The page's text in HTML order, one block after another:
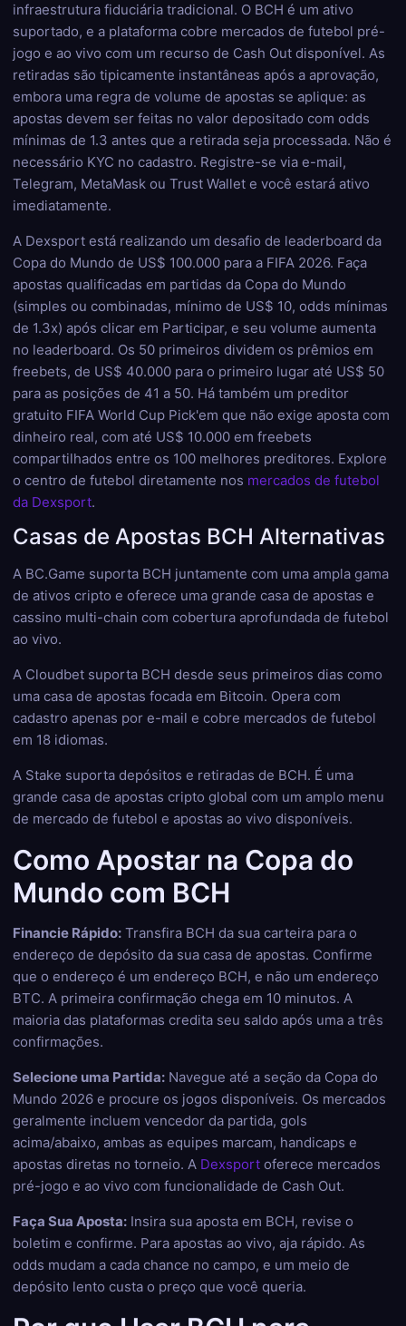
infraestrutura fiduciária tradicional. O BCH é um ativo
suportado, e a plataforma cobre mercados de futebol pré-
jogo e ao vivo com um recurso de Cash Out disponível. As
retiradas são tipicamente instantâneas após a aprovação,
embora uma regra de volume de apostas se aplique: as
apostas devem ser feitas no valor depositado com odds
mínimas de 1.3 antes que a retirada seja processada. Não é
necessário KYC no cadastro. Registre-se via e-mail,
Telegram, MetaMask ou Trust Wallet e você estará ativo
imediatamente.
A Dexsport está realizando um desafio de leaderboard da
Copa do Mundo de US$ 100.000 para a FIFA 2026. Faça
apostas qualificadas em partidas da Copa do Mundo
(simples ou combinadas, mínimo de US$ 10, odds mínimas
de 1.3x) após clicar em Participar, e seu volume aumenta
no leaderboard. Os 50 primeiros dividem os prêmios em
freebets, de US$ 40.000 para o primeiro lugar até US$ 50
para as posições de 41 a 50. Há também um preditor
gratuito FIFA World Cup Pick'em que não exige aposta com
dinheiro real, com até US$ 10.000 em freebets
compartilhados entre os 100 melhores preditores. Explore
o centro de futebol diretamente nos mercados de futebol
da Dexsport.
Casas de Apostas BCH Alternativas
A BC.Game suporta BCH juntamente com uma ampla gama
de ativos cripto e oferece uma grande casa de apostas e
cassino multi-chain com cobertura aprofundada de futebol
ao vivo.
A Cloudbet suporta BCH desde seus primeiros dias como
uma casa de apostas focada em Bitcoin. Opera com
cadastro apenas por e-mail e cobre mercados de futebol
em 18 idiomas.
A Stake suporta depósitos e retiradas de BCH. É uma
grande casa de apostas cripto global com um amplo menu
de mercado de futebol e apostas ao vivo disponíveis.
Como Apostar na Copa do
Mundo com BCH
Financie Rápido: Transfira BCH da sua carteira para o
endereço de depósito da sua casa de apostas. Confirme
que o endereço é um endereço BCH, e não um endereço
BTC. A primeira confirmação chega em 10 minutos. A
maioria das plataformas credita seu saldo após uma a três
confirmações.
Selecione uma Partida: Navegue até a seção da Copa do
Mundo 2026 e procure os jogos disponíveis. Os mercados
geralmente incluem vencedor da partida, gols
acima/abaixo, ambas as equipes marcam, handicaps e
apostas diretas no torneio. A Dexsport oferece mercados
pré-jogo e ao vivo com funcionalidade de Cash Out.
Faça Sua Aposta: Insira sua aposta em BCH, revise o
boletim e confirme. Para apostas ao vivo, aja rápido. As
odds mudam a cada chance no campo, e um meio de
depósito lento custa o preço que você queria.